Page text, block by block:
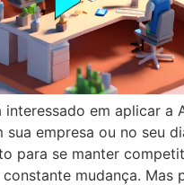
interessado em aplicar a
sua empresa ou no seu
para se manter
mudança. Mas